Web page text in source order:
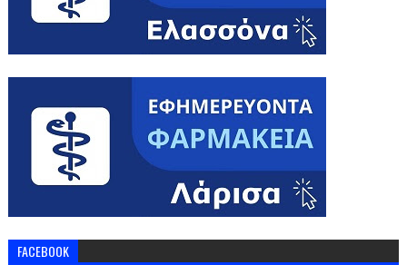
FACEBOOK